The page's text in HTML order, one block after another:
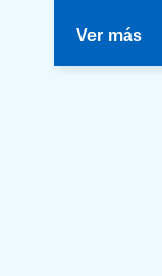
Ver más